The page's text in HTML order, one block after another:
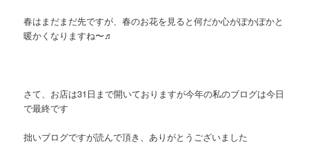
春はまだまだ先ですが、春のお花を見ると何だか心がぽかぽかと
暖かくなりますね〜♬
さて、お店は31日まで開いておりますが今年の私のブログは今日
で最終です
拙いブログですが読んで頂き、ありがとうございました